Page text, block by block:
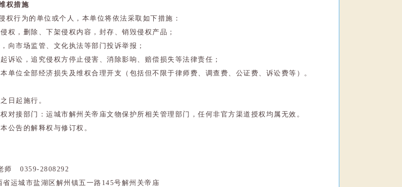
权措施
权行为的单位或个人，本单位将依法采取如下措施：
权，删除、下架侵权内容，封存、销毁侵权产品；
向市场监管、文化执法等部门投诉举报；
诉讼，追究侵权方停止侵害、消除影响、赔偿损失等法律责任；
单位全部经济损失及维权合理开支（包括但不限于律师费、调查费、公证费、诉讼费等）。
日起施行。
对接部门：运城市解州关帝庙文物保护所相关管理部门，任何非官方渠道授权均属无效。
公告的解释权与修订权。
师
0359-2808292
省运城市盐湖区解州镇五一路145号解州关帝庙